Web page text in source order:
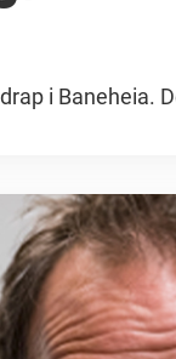
i Baneheia.